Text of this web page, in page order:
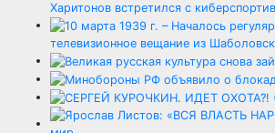
Харитонов встретился с
телевизионное вещание из